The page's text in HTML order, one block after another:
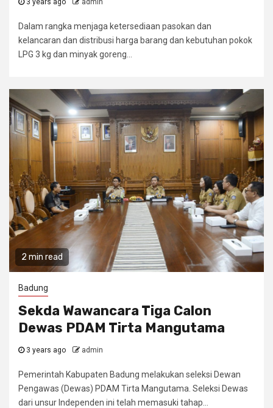
3 years ago admin
Dalam rangka menjaga ketersediaan pasokan dan
kelancaran dan distribusi harga barang dan kebutuhan pokok
LPG 3 kg dan minyak goreng...
2 min read
Badung
Sekda Wawancara Tiga Calon
Dewas PDAM Tirta Mangutama
3 years ago admin
Pemerintah Kabupaten Badung melakukan seleksi Dewan
Pengawas (Dewas) PDAM Tirta Mangutama. Seleksi Dewas
dari unsur Independen ini telah memasuki tahap...